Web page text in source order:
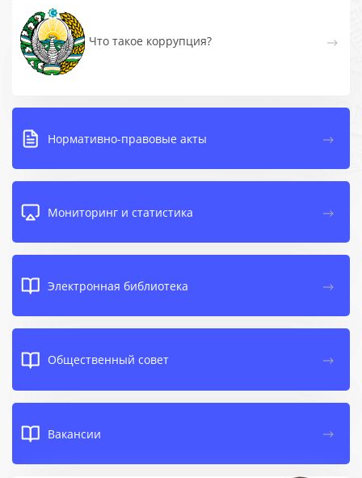
Что такое коррупция?
Нормативно-правовые акты
Мониторинг и статистика
Электронная библиотека
Общественный совет
Вакансии